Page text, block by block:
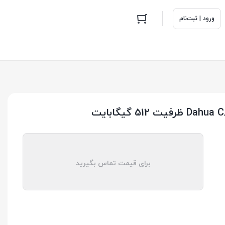
ورود | ثبت‌نام
برای قیمت تماس بگیرید